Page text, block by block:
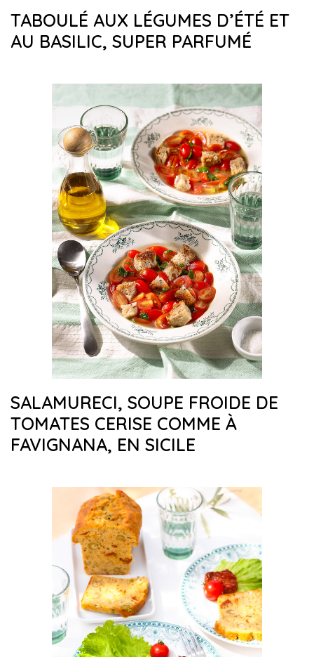
TABOULÉ AUX LÉGUMES D’ÉTÉ ET
AU BASILIC, SUPER PARFUMÉ
SALAMURECI, SOUPE FROIDE DE
TOMATES CERISE COMME À
FAVIGNANA, EN SICILE